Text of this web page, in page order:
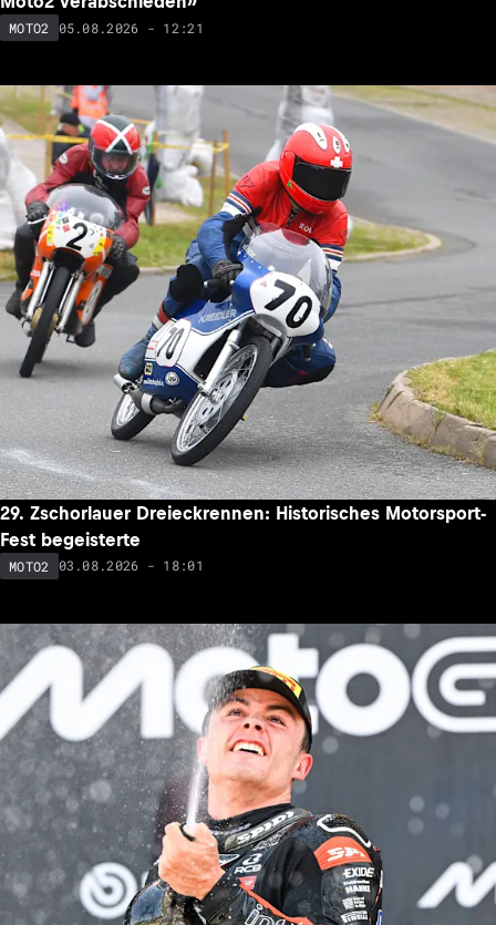
MOTO2 05.08.2026 - 12:21
29. Zschorlauer Dreieckrennen: Historisches Motorsport-
Fest begeisterte
MOTO2 03.08.2026 - 18:01